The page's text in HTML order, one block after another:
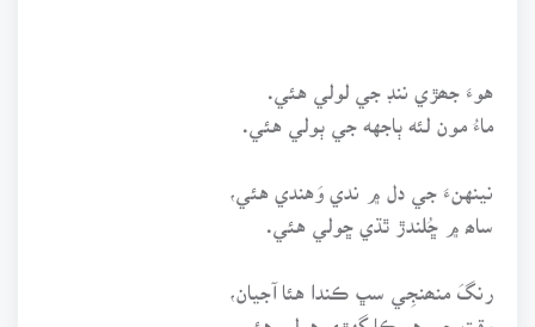
هوءَ جھڙي ننڊ جي لولي هئي.
ماءُ مون لئه ٻاجهه جي ٻولي هئي.
نينهنءَ جي دل ۾ ندي وَهندي هئي،
ساھ ۾ ڇُلندڙ ٿڌي ڇولي هئي.
رنگَ منھنجِي سڀ ڪندا هئا آجيان،
وقت جي هر ڪا گهڙي هولي هئي.